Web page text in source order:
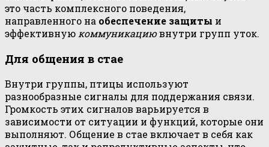
это часть комплексного поведения,
направленного на обеспечение защиты и
эффективнуюкоммуникациювнутри групп уток.
Для общения в стае
Внутри группы, птицы используют
разнообразные сигналы для поддержания связи.
Громкость этих сигналов варьируется в
зависимости от ситуации и функций, которые они
выполняют. Общение в стае включает в себя как